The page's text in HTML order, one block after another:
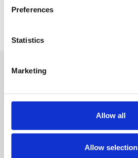
Preferences
Statistics
Marketing
Allow all
Allow selection
Bijtelling
VRAGEN OF INTERESSE?